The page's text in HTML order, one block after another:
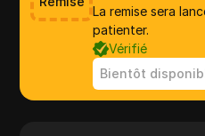
La remise sera
patienter.
Vérifié
Bientôt